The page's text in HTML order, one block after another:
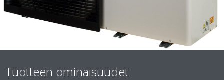
Tuotteen ominaisuudet